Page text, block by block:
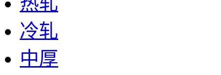
冷轧
中厚